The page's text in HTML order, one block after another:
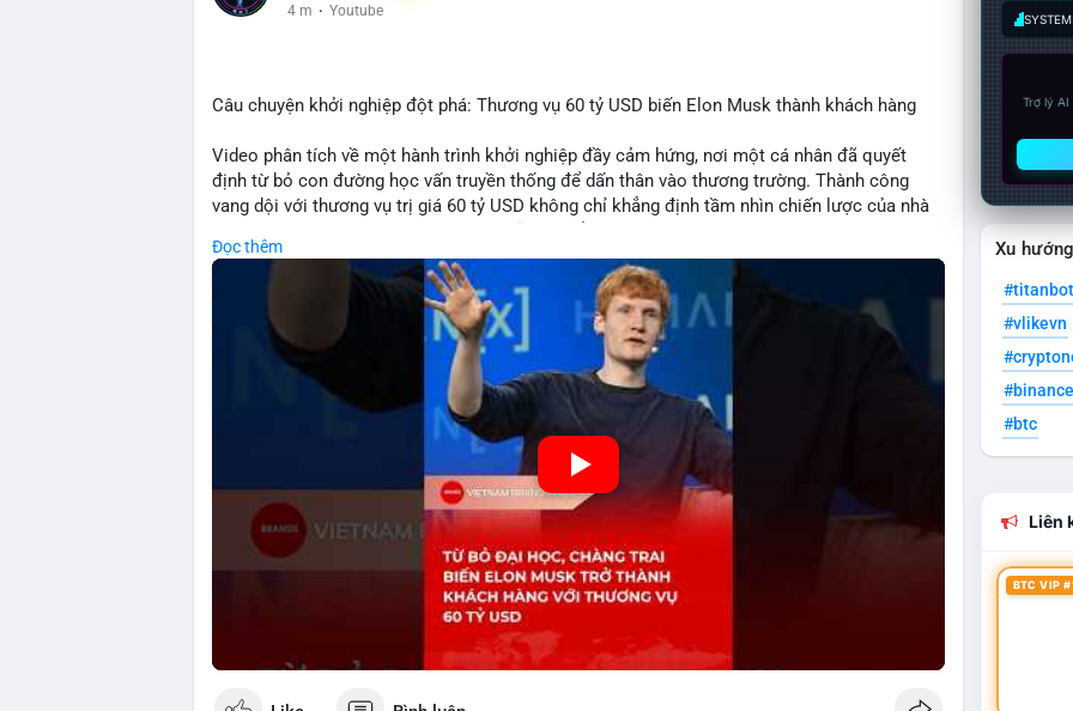
4 m · Youtube
Câu chuyện khởi nghiệp đột phá: Thương vụ 60 tỷ USD biến Elon Musk thành khách hàng
Video phân tích về một hành trình khởi nghiệp đầy cảm hứng, nơi một cá nhân đã quyết
định từ bỏ con đường học vấn truyền thống để dấn thân vào thương trường. Thành công
vang dội với thương vụ trị giá 60 tỷ USD không chỉ khẳng định tầm nhìn chiến lược của nhà
đặc biệt gây chú ý khi biến tỷ phú Elon Musk trở thành một khách hàng quan trọng, minh
chứng cho khả năng xoay chuyển cục diện kinh doanh của các startup đầy tiềm năng.
🎥 Xem video trực tiếp tại:
Nguồn: KIEN THUC KINH TE
Đọc thêm
Trợ lý
Xu
#titanbot
#vlikevn
#btc
Liên
BTC VIP